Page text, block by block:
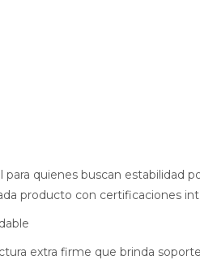
quienes buscan
producto con certificaciones
extra firme que brinda